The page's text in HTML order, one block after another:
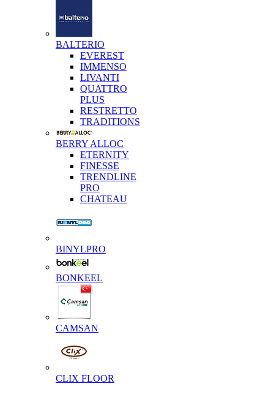
BALTERIO
EVEREST
IMMENSO
LIVANTI
QUATTRO
PLUS
RESTRETTO
TRADITIONS
BERRY ALLOC
ETERNITY
FINESSE
TRENDLINE
PRO
CHATEAU
BINYLPRO
BONKEEL
CAMSAN
CLIX FLOOR